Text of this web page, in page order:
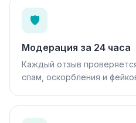
🛡️
Модерация за 24 часа
Каждый отзыв
спам, оскорбления и